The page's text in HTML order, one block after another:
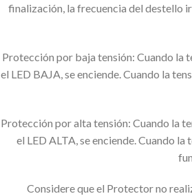
finalización, la frecuencia del destello
Protección por baja tensión: Cuando la
el LED BAJA, se enciende. Cuando la
Protección por alta tensión: Cuando la
el LED ALTA, se enciende. Cuando
Considere que el Protector no